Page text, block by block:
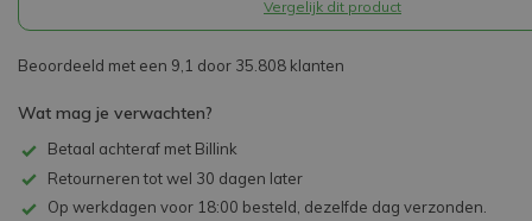
Vergelijk dit product
Beoordeeld met een 9,1 door 35.808 klanten
Wat mag je verwachten?
Betaal achteraf met Billink
Retourneren tot wel 30 dagen later
Op werkdagen voor 18:00 besteld, dezelfde dag verzonden.